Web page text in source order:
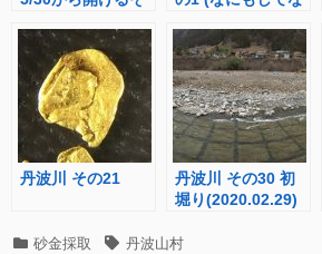
丹波川 その21
丹波川 その30 初
堀り(2020.02.29)
カ 砂金採取
タ 丹波山村